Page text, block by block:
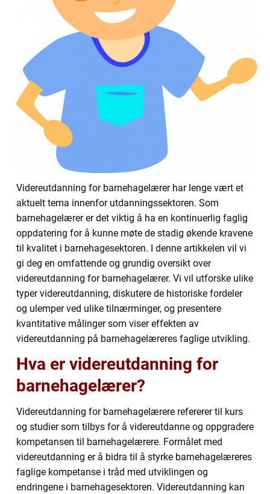
Videreutdanning for barnehagelærer har lenge vært et
aktuelt tema innenfor utdanningssektoren. Som
barnehagelærer er det viktig å ha en kontinuerlig faglig
oppdatering for å kunne møte de stadig økende kravene
til kvalitet i barnehagesektoren. I denne artikkelen vil vi
gi deg en omfattende og grundig oversikt over
videreutdanning for barnehagelærer. Vi vil utforske ulike
typer videreutdanning, diskutere de historiske fordeler
og ulemper ved ulike tilnærminger, og presentere
kvantitative målinger som viser effekten av
videreutdanning på barnehagelæreres faglige utvikling.
Hva er videreutdanning for
barnehagelærer?
Videreutdanning for barnehagelærere refererer til kurs
og studier som tilbys for å videreutdanne og oppgradere
kompetansen til barnehagelærere. Formålet med
videreutdanning er å bidra til å styrke barnehagelæreres
faglige kompetanse i tråd med utviklingen og
endringene i barnehagesektoren. Videreutdanning kan